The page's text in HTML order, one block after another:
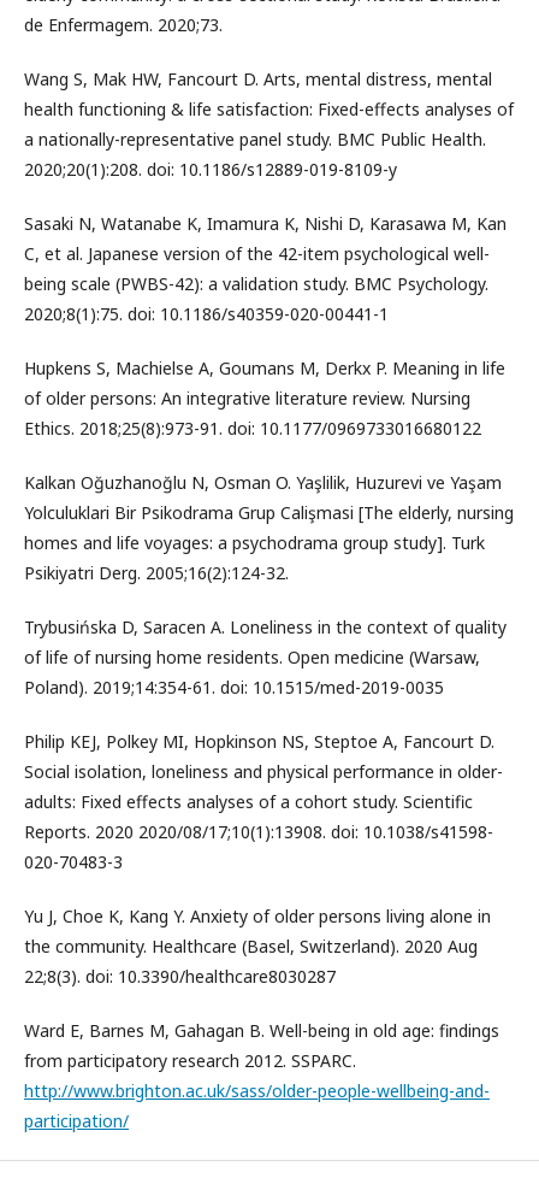
de Enfermagem. 2020;73.
Wang S, Mak HW, Fancourt D. Arts, mental distress, mental
health functioning & life satisfaction: Fixed-effects analyses of
a nationally-representative panel study. BMC Public Health.
2020;20(1):208. doi: 10.1186/s12889-019-8109-y
Sasaki N, Watanabe K, Imamura K, Nishi D, Karasawa M, Kan
C, et al. Japanese version of the 42-item psychological well-
being scale (PWBS-42): a validation study. BMC Psychology.
2020;8(1):75. doi: 10.1186/s40359-020-00441-1
Hupkens S, Machielse A, Goumans M, Derkx P. Meaning in life
of older persons: An integrative literature review. Nursing
Ethics. 2018;25(8):973-91. doi: 10.1177/0969733016680122
Kalkan Oğuzhanoğlu N, Osman O. Yaşlilik, Huzurevi ve Yaşam
Yolculuklari Bir Psikodrama Grup Calişmasi [The elderly, nursing
homes and life voyages: a psychodrama group study]. Turk
Psikiyatri Derg. 2005;16(2):124-32.
Trybusińska D, Saracen A. Loneliness in the context of quality
of life of nursing home residents. Open medicine (Warsaw,
Poland). 2019;14:354-61. doi: 10.1515/med-2019-0035
Philip KEJ, Polkey MI, Hopkinson NS, Steptoe A, Fancourt D.
Social isolation, loneliness and physical performance in older-
adults: Fixed effects analyses of a cohort study. Scientific
Reports. 2020 2020/08/17;10(1):13908. doi: 10.1038/s41598-
020-70483-3
Yu J, Choe K, Kang Y. Anxiety of older persons living alone in
the community. Healthcare (Basel, Switzerland). 2020 Aug
22;8(3). doi: 10.3390/healthcare8030287
Ward E, Barnes M, Gahagan B. Well-being in old age: findings
from participatory research 2012. SSPARC.
http://www.brighton.ac.uk/sass/older-people-wellbeing-and-
participation/